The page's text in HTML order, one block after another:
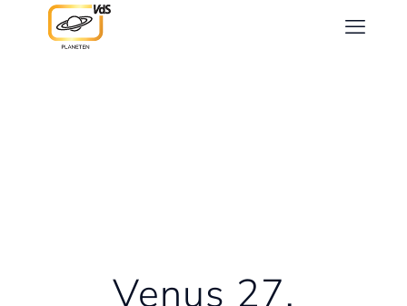
Venus 27.